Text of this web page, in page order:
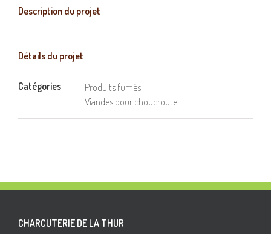
Description du projet
Détails du projet
Catégories
Produits fumés
Viandes pour choucroute
CHARCUTERIE DE LA THUR